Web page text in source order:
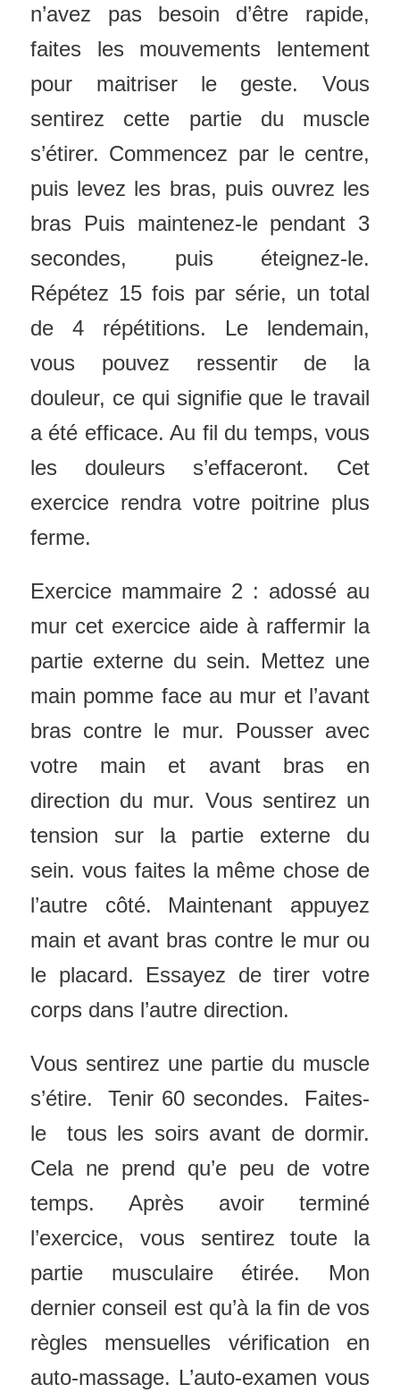
n’avez pas besoin d’être rapide,
faites les mouvements lentement
pour maitriser le geste. Vous
sentirez cette partie du muscle
s’étirer. Commencez par le centre,
puis levez les bras, puis ouvrez les
bras Puis maintenez-le pendant 3
secondes, puis éteignez-le.
Répétez 15 fois par série, un total
de 4 répétitions. Le lendemain,
vous pouvez ressentir de la
douleur, ce qui signifie que le travail
a été efficace. Au fil du temps, vous
les douleurs s’effaceront. Cet
exercice rendra votre poitrine plus
ferme.
Exercice mammaire 2 : adossé au
mur cet exercice aide à raffermir la
partie externe du sein. Mettez une
main pomme face au mur et l’avant
bras contre le mur. Pousser avec
votre main et avant bras en
direction du mur. Vous sentirez un
tension sur la partie externe du
sein. vous faites la même chose de
l’autre côté.
Maintenant appuyez
main et avant bras contre le mur ou
le placard. Essayez de tirer votre
corps dans l’autre direction.
Vous sentirez une partie du muscle
s’étire. Tenir 60 secondes. Faites-
le tous les soirs avant de dormir.
Cela ne prend qu’e peu de votre
temps. Après avoir terminé
l’exercice, vous sentirez toute la
partie musculaire étirée. Mon
dernier conseil est qu’à la fin de vos
règles mensuelles vérification en
auto-massage. L’auto-examen vous